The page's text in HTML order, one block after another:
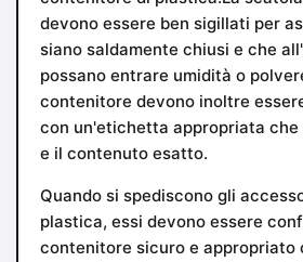
devono essere ben sigillati per
siano saldamente chiusi e che
possano entrare umidità o
contenitore devono inoltre
con un'etichetta appropriata
e il contenuto esatto.
Quando si spediscono gli
plastica, essi devono essere
contenitore sicuro e appropriato